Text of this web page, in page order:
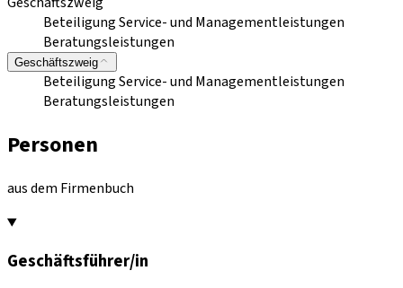
Beteiligung Service- und Managementleistungen
Beratungsleistungen
Geschäftszweig
Beteiligung Service- und Managementleistungen
Beratungsleistungen
Personen
aus dem Firmenbuch
Geschäftsführer/in